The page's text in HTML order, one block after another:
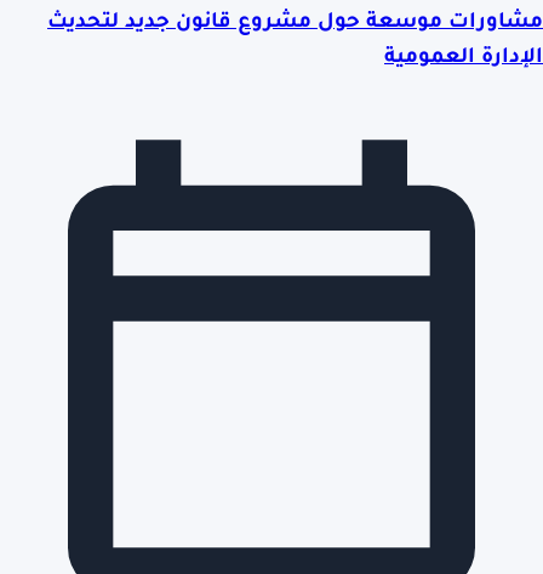
مشاورات موسعة حول مشروع قانون جديد لتحديث
الإدارة العمومية